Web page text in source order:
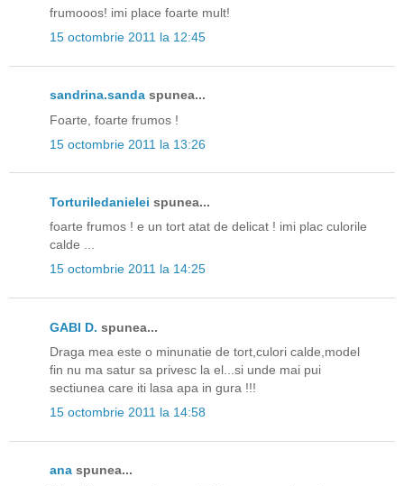
frumooos! imi place foarte mult!
15 octombrie 2011 la 12:45
sandrina.sanda spunea...
Foarte, foarte frumos !
15 octombrie 2011 la 13:26
Torturiledanielei spunea...
foarte frumos ! e un tort atat de delicat ! imi plac culorile
calde ...
15 octombrie 2011 la 14:25
GABI D. spunea...
Draga mea este o minunatie de tort,culori calde,model
fin nu ma satur sa privesc la el...si unde mai pui
sectiunea care iti lasa apa in gura !!!
15 octombrie 2011 la 14:58
ana spunea...